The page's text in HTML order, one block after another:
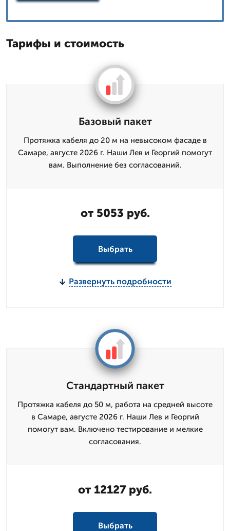
Тарифы и стоимость
Базовый пакет
Протяжка кабеля до 20 м на невысоком фасаде в
Самаре, августе 2026 г. Наши Лев и Георгий помогут
вам. Выполнение без согласований.
от 5053 руб.
Выбрать
Развернуть подробности
Стандартный пакет
Протяжка кабеля до 50 м, работа на средней высоте
в Самаре, августе 2026 г. Наши Лев и Георгий
помогут вам. Включено тестирование и мелкие
согласования.
от 12127 руб.
Выбрать